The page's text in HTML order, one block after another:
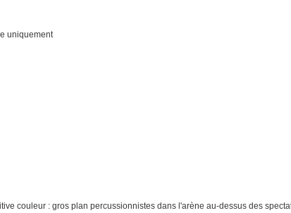
uniquement
couleur : gros plan percussionnistes dans l'arène au-dessus des